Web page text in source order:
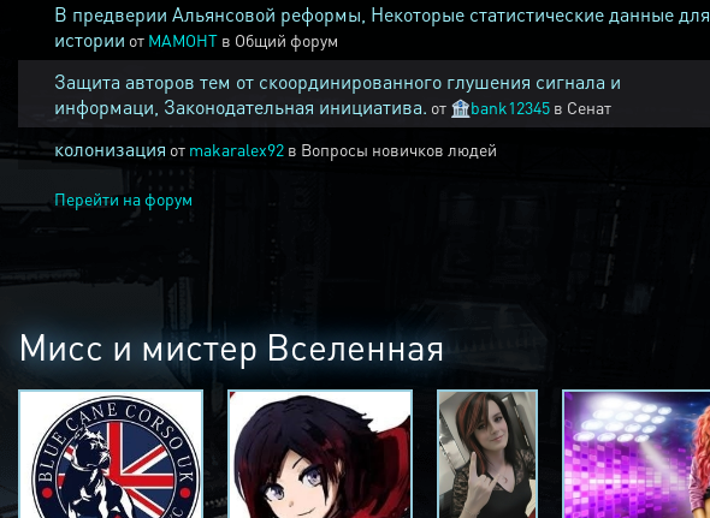
В предверии Альянсовой реформы, Некоторые статистические данные для
истории от MAMOHT в Общий форум
Защита авторов тем от скоординированного глушения сигнала и
информаци, Законодательная инициатива. от 🏦bank12345 в Сенат
колонизация от makaralex92 в Вопросы новичков людей
Перейти на форум
Мисс и мистер Вселенная